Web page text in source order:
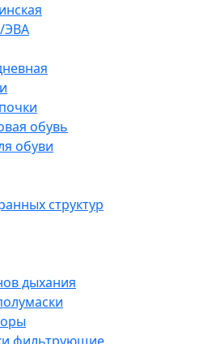
ЭВА
обувь
обуви
структур
дыхания